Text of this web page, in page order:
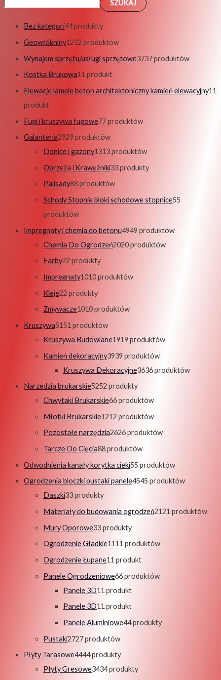
SZUKAJ
Bez kategori44 produkty
Geowłókniny1212 produktów
Wynajem sprzętu/usługi sprzętowe3737 produktów
Kostka Brukowa1 1 produkt
Elewacje lamele beton architektoniczny kamień elewacyjny11
produkt
Fugi i kruszywa fugowe77 produktów
Galanteria2929 produktów
Donice i gazony1313 produktów
Obrzeża i Krawężniki33 produkty
Palisady88 produktów
Schody Stopnie bloki schodowe stopnice55
produktów
Impregnaty i chemia do betonu4949 produktów
Chemia Do Ogrodzeń2020 produktów
Farby22 produkty
Impregnaty1010 produktów
Kleje22 produkty
Zmywacze1010 produktów
Kruszywa5151 produktów
Kruszywa Budowlane1919 produktów
Kamień dekoracyjny3939 produktów
Kruszywa Dekoracyjne3636 produktów
Narzedzia brukarskie5252 produkty
Chwytaki Brukarskie66 produktów
Młotki Brukarskie1212 produktów
Pozostałe narzędzia2626 produktów
Tarcze Do Cięcia88 produktów
Odwodnienia kanały korytka cieki55 produktów
Ogrodzenia bloczki pustaki panele4545 produktów
Daszki33 produkty
Materiały do budowania ogrodzeń2121 produktów
Mury Oporowe33 produkty
Ogrodzenie Gładkie1111 produktów
Ogrodzenie Łupane11 produkt
Panele Ogrodzeniowe66 produktów
Panele 3D11 produkt
Panele 3D11 produkt
Panele Aluminiowe44 produkty
Pustaki2727 produktów
Płyty Tarasowe4444 produkty
Płyty Gresowe3434 produkty